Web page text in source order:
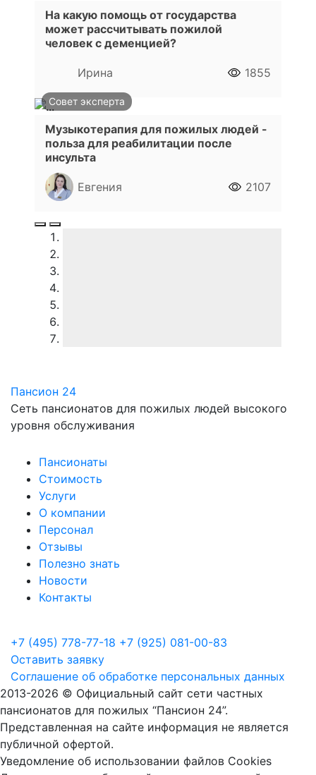
На какую помощь от государства
может рассчитывать пожилой
человек с деменцией?
Ирина 1855
Совет эксперта
Музыкотерапия для пожилых людей -
польза для реабилитации после
инсульта
Евгения 2107
Пансион 24
Сеть пансионатов для пожилых людей высокого
уровня обслуживания
Пансионаты
Стоимость
Услуги
О компании
Персонал
Отзывы
Полезно знать
Новости
Контакты
+7 (495) 778-77-18 +7 (925) 081-00-83
Оставить заявку
Соглашение об обработке персональных данных
2013-2026 © Официальный сайт сети частных
пансионатов для пожилых “Пансион 24”.
Представленная на сайте информация не является
публичной офертой.
Уведомление об использовании файлов Cookies